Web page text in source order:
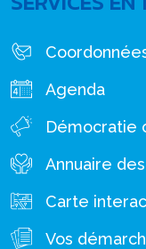
Agenda
Démocratie
Annuaire
Carte
Vos